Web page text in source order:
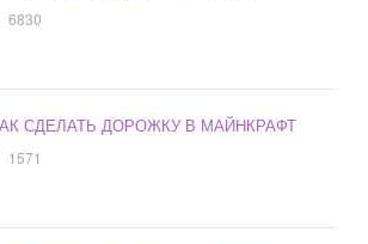
6830
СДЕЛАТЬ ДОРОЖКУ В МАЙНКРАФТ
1571